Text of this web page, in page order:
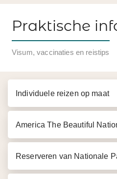
Inbegrepen in de prijs
Snorkeluitrusting
Gebruik kajaks
lunch op het strand
Gratis bier, wijn en
Praktische
Visum, vaccinaties en reistips
Individuele reizen op maat
America The Beautiful
Reserveren van Nationale